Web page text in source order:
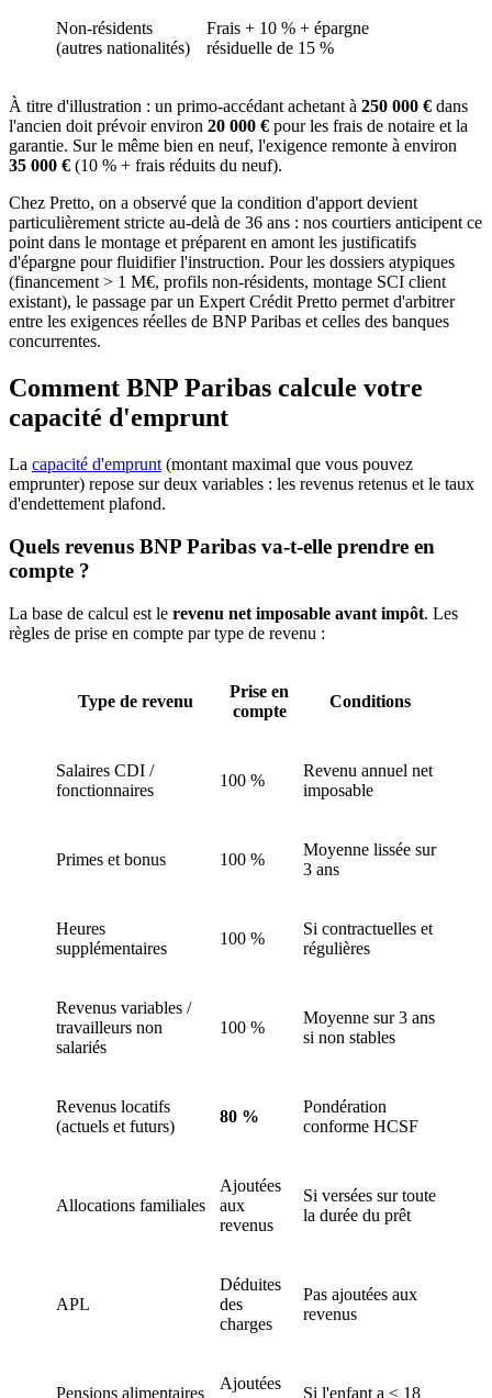
Non-résidents
(autres nationalités)
Frais + 10 % + épargne
résiduelle de 15 %
À titre d'illustration : un primo-accédant achetant à 250 000 € dans
l'ancien doit prévoir environ 20 000 € pour les frais de notaire et la
garantie. Sur le même bien en neuf, l'exigence remonte à environ
35 000 € (10 % + frais réduits du neuf).
Chez Pretto, on a observé que la condition d'apport devient
particulièrement stricte au-delà de 36 ans : nos courtiers anticipent ce
point dans le montage et préparent en amont les justificatifs
d'épargne pour fluidifier l'instruction. Pour les dossiers atypiques
(financement > 1 M€, profils non-résidents, montage SCI client
existant), le passage par un Expert Crédit Pretto permet d'arbitrer
entre les exigences réelles de BNP Paribas et celles des banques
concurrentes.
Comment BNP Paribas calcule votre
capacité d'emprunt
La capacité d'emprunt (montant maximal que vous pouvez
emprunter) repose sur deux variables : les revenus retenus et le taux
d'endettement plafond.
Quels revenus BNP Paribas va-t-elle prendre en
compte ?
La base de calcul est le revenu net imposable avant impôt. Les
règles de prise en compte par type de revenu :
Type de revenu
Prise en
compte
Conditions
Salaires CDI /
fonctionnaires
100 %
Revenu annuel net
imposable
Primes et bonus 100 %
Moyenne lissée sur
3 ans
Heures
supplémentaires
100 %
Si contractuelles et
régulières
Revenus variables /
travailleurs non
salariés
100 %
Moyenne sur 3 ans
si non stables
Revenus locatifs
(actuels et futurs)
80 %
Pondération
conforme HCSF
Allocations familiales
Ajoutées
aux
revenus
Si versées sur toute
la durée du prêt
APL
Déduites
des
charges
Pas ajoutées aux
revenus
Pensions alimentaires
Ajoutées
Si l'enfant a ≤ 18